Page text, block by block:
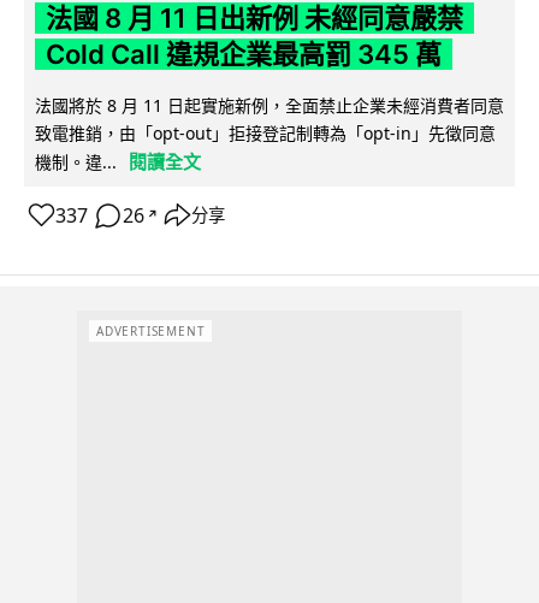
法國 8 月 11 日出新例 未經同意嚴禁
Cold Call 違規企業最高罰 345 萬
法國將於 8 月 11 日起實施新例，全面禁止企業未經消費者同意
致電推銷，由「opt-out」拒接登記制轉為「opt-in」先徵同意
機制。違...
閱讀全文
337 26 ↗ 分享
ADVERTISEMENT